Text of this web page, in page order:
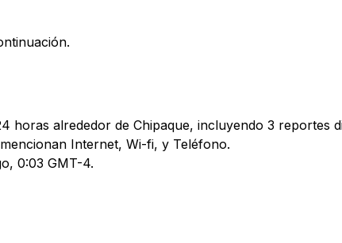
horas alrededor de Chipaque, incluyendo 3 reportes
Internet, Wi-fi, y Teléfono.
0:03 GMT-4.